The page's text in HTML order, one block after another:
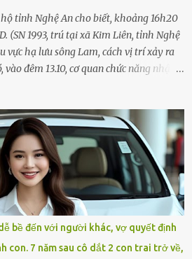
hộ tỉnh Nghệ An cho biết, khoảng 16h20
(SN 1993, trú tại xã Kim Liên, tỉnh Nghệ
vực hạ lưu sông Lam, cách vị trí xảy ra
đêm 13.10, cơ quan chức năng nhận
ôm theo 2 con gái nhỏ nhảy xuống
ngóng chờ thông tin tìm kiếm 3 bố
sau vụ nhảy cầu. Ảnh: Hải Dương Tại
hiện một chiếc xe máy mang biển kiểm
cặp học sinh. Ngay trong đêm, lực
các đội cứu hộ tình nguyện triển
nạn nhân được xác định là anh V.V.D.
2020) và V.G.T. (SN 2021). Hai cháu là
(SN 1999). Lực lượng cứu hộ đã tiến hành
bề đến với người khác, vợ quyết định
con. 7 năm sau cô dắt 2 con trai trở về,